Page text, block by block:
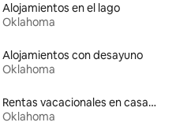
Alojamientos en el lago
Oklahoma
Alojamientos con desayuno
Oklahoma
Rentas vacacionales en casas en árbol
Oklahoma